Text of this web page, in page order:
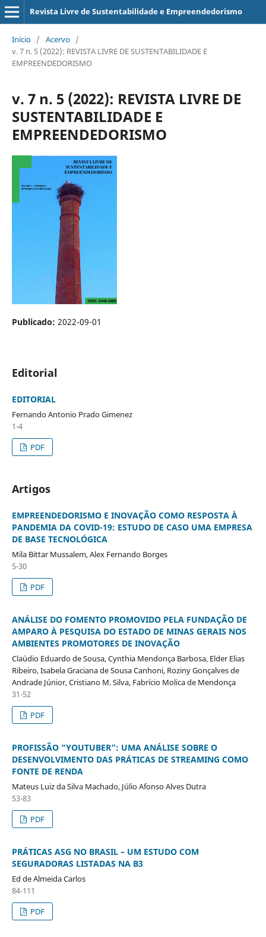
Revista Livre de Sustentabilidade e Empreendedorismo
Início / Acervo /
v. 7 n. 5 (2022): REVISTA LIVRE DE SUSTENTABILIDADE E
EMPREENDEDORISMO
v. 7 n. 5 (2022): REVISTA LIVRE DE
SUSTENTABILIDADE E
EMPREENDEDORISMO
Publicado: 2022-09-01
Editorial
EDITORIAL
Fernando Antonio Prado Gimenez
1-4
PDF
Artigos
EMPREENDEDORISMO E INOVAÇÃO COMO RESPOSTA À
PANDEMIA DA COVID-19: ESTUDO DE CASO UMA EMPRESA
DE BASE TECNOLÓGICA
Mila Bittar Mussalem, Alex Fernando Borges
5-30
PDF
ANÁLISE DO FOMENTO PROMOVIDO PELA FUNDAÇÃO DE
AMPARO À PESQUISA DO ESTADO DE MINAS GERAIS NOS
AMBIENTES PROMOTORES DE INOVAÇÃO
Claúdio Eduardo de Sousa, Cynthia Mendonça Barbosa, Elder Elias
Ribeiro, Isabela Graciana de Sousa Canhoni, Roziny Gonçalves de
Andrade Júnior, Cristiano M. Silva, Fabrício Molica de Mendonça
31-52
PDF
PROFISSÃO “YOUTUBER”: UMA ANÁLISE SOBRE O
DESENVOLVIMENTO DAS PRÁTICAS DE STREAMING COMO
FONTE DE RENDA
Mateus Luiz da Silva Machado, Júlio Afonso Alves Dutra
53-83
PDF
PRÁTICAS ASG NO BRASIL – UM ESTUDO COM
SEGURADORAS LISTADAS NA B3
Ed de Almeida Carlos
84-111
PDF